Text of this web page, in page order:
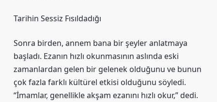
Tarihin Sessiz Fısıldadığı
Sonra birden, annem bana bir şeyler anlatmaya
başladı. Ezanın hızlı okunmasının aslında eski
zamanlardan gelen bir gelenek olduğunu ve bunun
çok fazla farklı kültürel etkisi olduğunu söyledi.
“İmamlar, genellikle akşam ezanını hızlı okur,” dedi.